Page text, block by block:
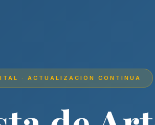
· ACTUALIZACIÓN CONTINUA